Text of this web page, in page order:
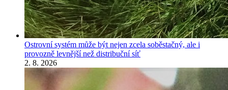
Ostrovní systém může být nejen zcela soběstačný, ale i
provozně levnější než distribuční síť
2. 8. 2026